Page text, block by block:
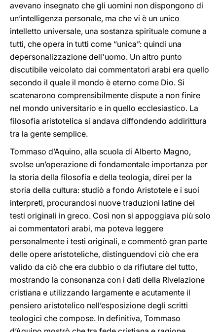
avevano insegnato che gli uomini non dispongono di
un’intelligenza personale, ma che vi è un unico
intelletto universale, una sostanza spirituale comune a
tutti, che opera in tutti come “unica”: quindi una
depersonalizzazione dell'uomo. Un altro punto
discutibile veicolato dai commentatori arabi era quello
secondo il quale il mondo è eterno come Dio. Si
scatenarono comprensibilmente dispute a non finire
nel mondo universitario e in quello ecclesiastico. La
filosofia aristotelica si andava diffondendo addirittura
tra la gente semplice.
Tommaso d’Aquino, alla scuola di Alberto Magno,
svolse un’operazione di fondamentale importanza per
la storia della filosofia e della teologia, direi per la
storia della cultura: studiò a fondo Aristotele e i suoi
interpreti, procurandosi nuove traduzioni latine dei
testi originali in greco. Così non si appoggiava più solo
ai commentatori arabi, ma poteva leggere
personalmente i testi originali, e commentò gran parte
delle opere aristoteliche, distinguendovi ciò che era
valido da ciò che era dubbio o da rifiutare del tutto,
mostrando la consonanza con i dati della Rivelazione
cristiana e utilizzando largamente e acutamente il
pensiero aristotelico nell’esposizione degli scritti
teologici che compose. In definitiva, Tommaso